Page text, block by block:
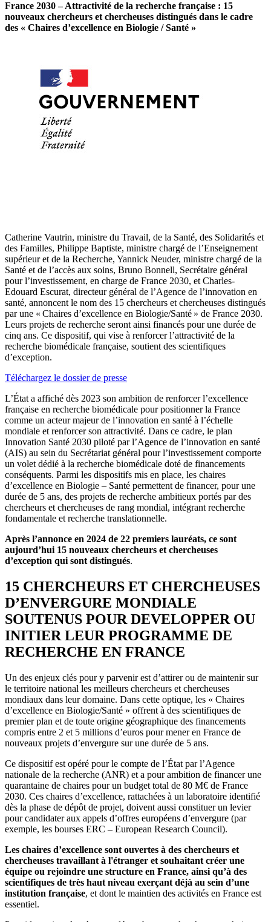
France 2030 – Attractivité de la recherche française : 15
nouveaux chercheurs et chercheuses distingués dans le cadre
des « Chaires d’excellence en Biologie / Santé »
Catherine Vautrin, ministre du Travail, de la Santé, des Solidarités et
des Familles, Philippe Baptiste, ministre chargé de l’Enseignement
supérieur et de la Recherche, Yannick Neuder, ministre chargé de la
Santé et de l’accès aux soins, Bruno Bonnell, Secrétaire général
pour l’investissement, en charge de France 2030, et Charles-
Edouard Escurat, directeur général de l’Agence de l’innovation en
santé, annoncent le nom des 15 chercheurs et chercheuses distingués
par une « Chaires d’excellence en Biologie/Santé » de France 2030.
Leurs projets de recherche seront ainsi financés pour une durée de
cinq ans. Ce dispositif, qui vise à renforcer l’attractivité de la
recherche biomédicale française, soutient des scientifiques
d’exception.
Téléchargez le dossier de presse
L’État a affiché dès 2023 son ambition de renforcer l’excellence
française en recherche biomédicale pour positionner la France
comme un acteur majeur de l’innovation en santé à l’échelle
mondiale et renforcer son attractivité. Dans ce cadre, le plan
Innovation Santé 2030 piloté par l’Agence de l’innovation en santé
(AIS) au sein du Secrétariat général pour l’investissement comporte
un volet dédié à la recherche biomédicale doté de financements
conséquents. Parmi les dispositifs mis en place, les chaires
d’excellence en Biologie – Santé permettent de financer, pour une
durée de 5 ans, des projets de recherche ambitieux portés par des
chercheurs et chercheuses de rang mondial, intégrant recherche
fondamentale et recherche translationnelle.
Après l’annonce en 2024 de 22 premiers lauréats, ce sont
aujourd’hui 15 nouveaux chercheurs et chercheuses
d’exception qui sont distingués.
15 CHERCHEURS ET CHERCHEUSES
D’ENVERGURE MONDIALE
SOUTENUS POUR DEVELOPPER OU
INITIER LEUR PROGRAMME DE
RECHERCHE EN FRANCE
Un des enjeux clés pour y parvenir est d’attirer ou de maintenir sur
le territoire national les meilleurs chercheurs et chercheuses
mondiaux dans leur domaine. Dans cette optique, les « Chaires
d’excellence en Biologie/Santé » offrent à des scientifiques de
premier plan et de toute origine géographique des financements
compris entre 2 et 5 millions d’euros pour mener en France de
nouveaux projets d’envergure sur une durée de 5 ans.
Ce dispositif est opéré pour le compte de l’État par l’Agence
nationale de la recherche (ANR) et a pour ambition de financer une
quarantaine de chaires pour un budget total de 80 M€ de France
2030. Ces chaires d’excellence, rattachées à un laboratoire identifié
dès la phase de dépôt de projet, doivent aussi constituer un levier
pour candidater aux appels d’offres européens d’envergure (par
exemple, les bourses ERC – European Research Council).
Les chaires d’excellence sont ouvertes à des chercheurs et
chercheuses travaillant à l'étranger et souhaitant créer une
équipe ou rejoindre une structure en France, ainsi qu’à des
scientifiques de très haut niveau exerçant déjà au sein d’une
institution française, et dont le maintien des activités en France est
essentiel.